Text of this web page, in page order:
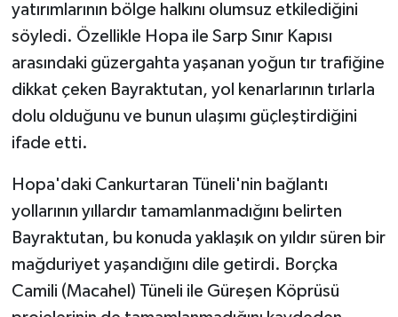
yatırımlarının bölge halkını olumsuz etkilediğini
söyledi. Özellikle Hopa ile Sarp Sınır Kapısı
arasındaki güzergahta yaşanan yoğun tır trafiğine
dikkat çeken Bayraktutan, yol kenarlarının tırlarla
dolu olduğunu ve bunun ulaşımı güçleştirdiğini
ifade etti.
Hopa'daki Cankurtaran Tüneli'nin bağlantı
yollarının yıllardır tamamlanmadığını belirten
Bayraktutan, bu konuda yaklaşık on yıldır süren bir
mağduriyet yaşandığını dile getirdi. Borçka
Camili (Macahel) Tüneli ile Güreşen Köprüsü